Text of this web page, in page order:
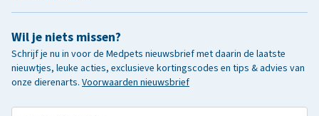
Wil je niets missen?
Schrijf je nu in voor de Medpets nieuwsbrief met daarin de laatste
nieuwtjes, leuke acties, exclusieve kortingscodes en tips & advies van
onze dierenarts. Voorwaarden nieuwsbrief